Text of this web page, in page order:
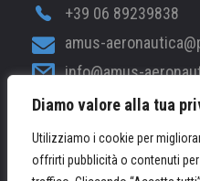
Diamo valore alla tua
Utilizziamo i cookie per
offrirti pubblicità o contenuti
+39 06 89239838
amus-
info@amus-
web@amus-